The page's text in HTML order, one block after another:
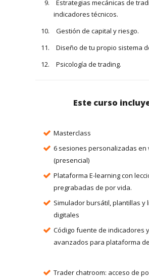
Estrategias mecánicas de
indicadores técnicos.
Gestión de capital y riesgo.
Diseño de tu propio sistema
Psicología de trading.
Este curso
Masterclass
6 sesiones personalizadas en
(presencial)
Plataforma E-learning con
pregrabadas de por vida.
Simulador bursátil, plantillas y
digitales
Código fuente de indicadores
avanzados para plataforma
Trader chatroom: acceso de